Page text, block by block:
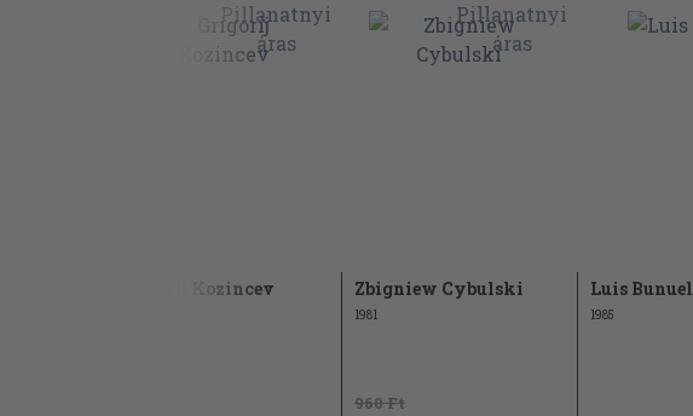
Grigorij Kozincev Zbigniew Cybulski
1981
960 Ft
Luis Bunuel
1985